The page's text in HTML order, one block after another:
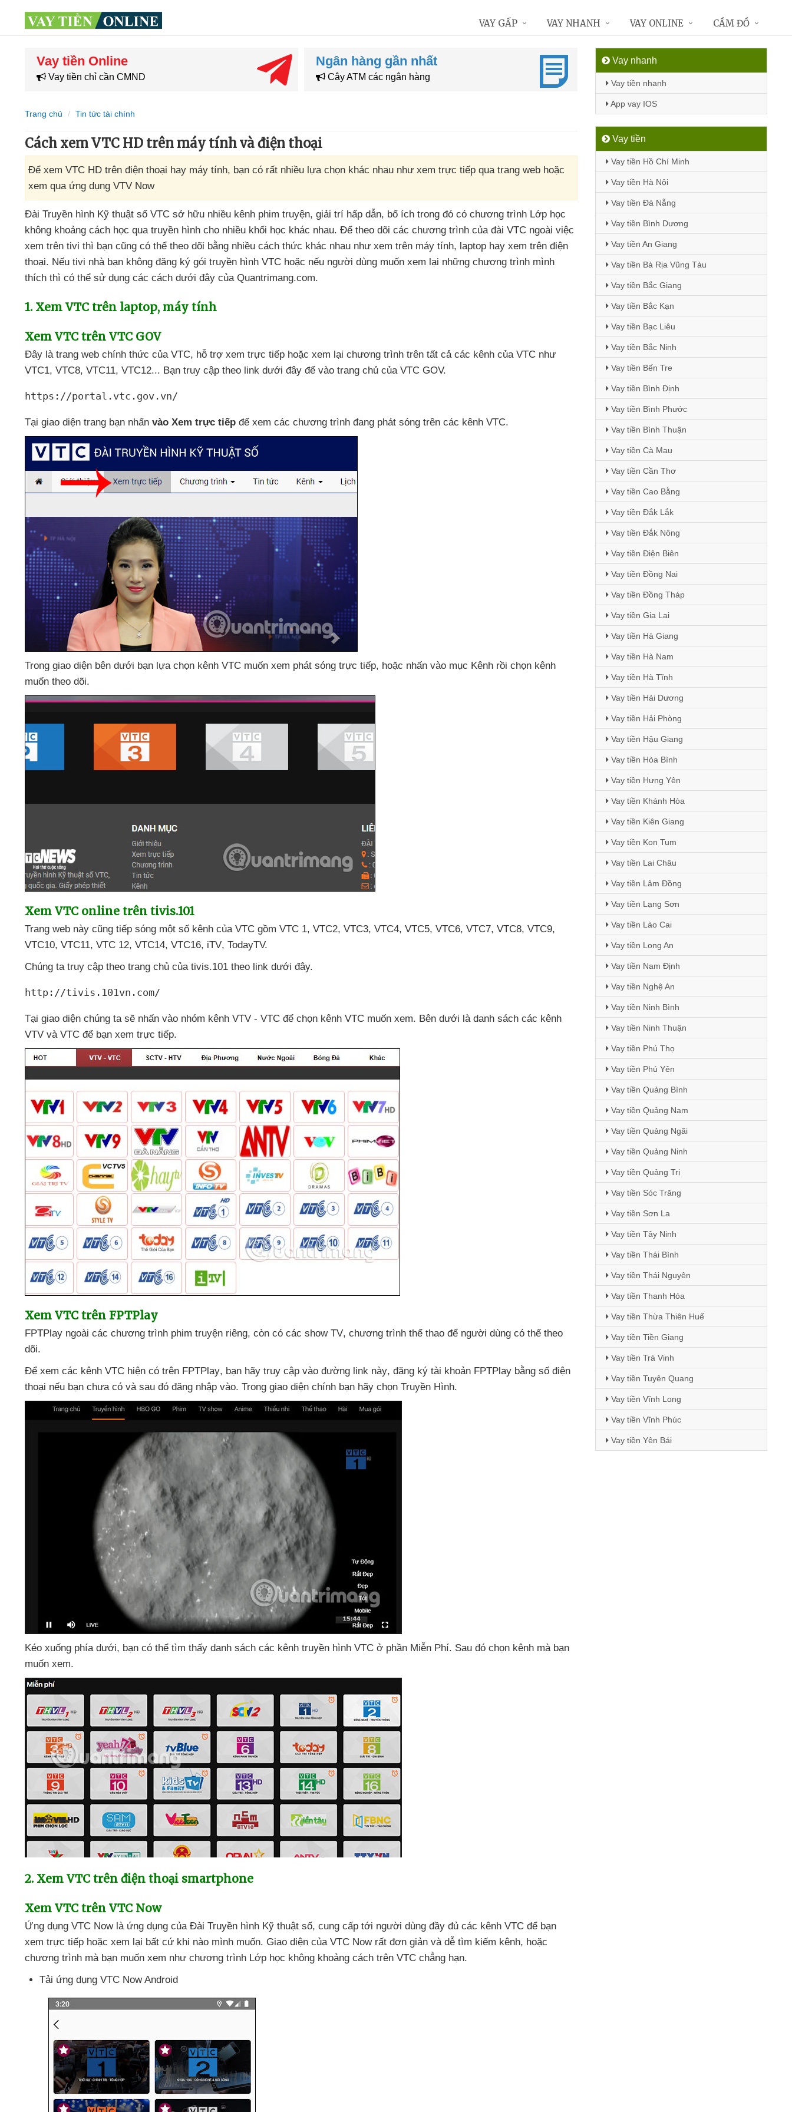
Vay tiền Online
Vay tiền chỉ cần CMND
Ngân hàng gần nhất
Cây ATM các ngân hàng
Trang chủ Tin tức tài chính
Cách xem VTC HD trên máy tính và điện thoại
Để xem VTC HD trên điện thoại hay máy tính, bạn có rất nhiều lựa chọn khác nhau như xem trực tiếp qua trang web hoặc
xem qua ứng dụng VTV Now
Đài Truyền hình Kỹ thuật số VTC sở hữu nhiều kênh phim truyện, giải trí hấp dẫn, bổ ích trong đó có chương trình Lớp học
không khoảng cách học qua truyền hình cho nhiều khối học khác nhau. Để theo dõi các chương trình của đài VTC ngoài việc
xem trên tivi thì bạn cũng có thể theo dõi bằng nhiều cách thức khác nhau như xem trên máy tính, laptop hay xem trên điện
thoại. Nếu tivi nhà bạn không đăng ký gói truyền hình VTC hoặc nếu người dùng muốn xem lại những chương trình mình
thích thì có thể sử dụng các cách dưới đây của Quantrimang.com.
1. Xem VTC trên laptop, máy tính
Xem VTC trên VTC GOV
Đây là trang web chính thức của VTC, hỗ trợ xem trực tiếp hoặc xem lại chương trình trên tất cả các kênh của VTC như
VTC1, VTC8, VTC11, VTC12... Bạn truy cập theo link dưới đây để vào trang chủ của VTC GOV.
https://portal.vtc.gov.vn/
Tại giao diện trang bạn nhấn vào Xem trực tiếp để xem các chương trình đang phát sóng trên các kênh VTC.
Trong giao diện bên dưới bạn lựa chọn kênh VTC muốn xem phát sóng trực tiếp, hoặc nhấn vào mục Kênh rồi chọn kênh
muốn theo dõi.
Xem VTC online trên tivis.101
Trang web này cũng tiếp sóng một số kênh của VTC gồm VTC 1, VTC2, VTC3, VTC4, VTC5, VTC6, VTC7, VTC8, VTC9,
VTC10, VTC11, VTC 12, VTC14, VTC16, iTV, TodayTV.
Chúng ta truy cập theo trang chủ của tivis.101 theo link dưới đây.
http://tivis.101vn.com/
Tại giao diện chúng ta sẽ nhấn vào nhóm kênh VTV - VTC để chọn kênh VTC muốn xem. Bên dưới là danh sách các kênh
VTV và VTC để bạn xem trực tiếp.
Xem VTC trên FPTPlay
FPTPlay ngoài các chương trình phim truyện riêng, còn có các show TV, chương trình thể thao để người dùng có thể theo
dõi.
Để xem các kênh VTC hiện có trên FPTPlay, bạn hãy truy cập vào đường link này, đăng ký tài khoản FPTPlay bằng số điện
thoại nếu bạn chưa có và sau đó đăng nhập vào. Trong giao diện chính bạn hãy chọn Truyền Hình.
Kéo xuống phía dưới, bạn có thể tìm thấy danh sách các kênh truyền hình VTC ở phần Miễn Phí. Sau đó chọn kênh mà bạn
muốn xem.
2. Xem VTC trên điện thoại smartphone
Xem VTC trên VTC Now
Ứng dụng VTC Now là ứng dụng của Đài Truyền hình Kỹ thuật số, cung cấp tới người dùng đầy đủ các kênh VTC để bạn
xem trực tiếp hoặc xem lại bất cứ khi nào mình muốn. Giao diện của VTC Now rất đơn giản và dễ tìm kiếm kênh, hoặc
chương trình mà bạn muốn xem như chương trình Lớp học không khoảng cách trên VTC chẳng hạn.
Tải ứng dụng VTC Now Android
Vay nhanh
Vay tiền nhanh
App vay IOS
Vay tiền
Vay tiền Hồ Chí Minh
Vay tiền Hà Nội
Vay tiền Đà Nẵng
Vay tiền Bình Dương
Vay tiền An Giang
Vay tiền Bà Rịa Vũng Tàu
Vay tiền Bắc Giang
Vay tiền Bắc Kạn
Vay tiền Bạc Liêu
Vay tiền Bắc Ninh
Vay tiền Bến Tre
Vay tiền Bình Định
Vay tiền Bình Phước
Vay tiền Bình Thuận
Vay tiền Cà Mau
Vay tiền Cần Thơ
Vay tiền Cao Bằng
Vay tiền Đắk Lắk
Vay tiền Đắk Nông
Vay tiền Điện Biên
Vay tiền Đồng Nai
Vay tiền Đồng Tháp
Vay tiền Gia Lai
Vay tiền Hà Giang
Vay tiền Hà Nam
Vay tiền Hà Tĩnh
Vay tiền Hải Dương
Vay tiền Hải Phòng
Vay tiền Hậu Giang
Vay tiền Hòa Bình
Vay tiền Hưng Yên
Vay tiền Khánh Hòa
Vay tiền Kiên Giang
Vay tiền Kon Tum
Vay tiền Lai Châu
Vay tiền Lâm Đồng
Vay tiền Lạng Sơn
Vay tiền Lào Cai
Vay tiền Long An
Vay tiền Nam Định
Vay tiền Nghệ An
Vay tiền Ninh Bình
Vay tiền Ninh Thuận
Vay tiền Phú Thọ
Vay tiền Phú Yên
Vay tiền Quảng Bình
Vay tiền Quảng Nam
Vay tiền Quảng Ngãi
Vay tiền Quảng Ninh
Vay tiền Quảng Trị
Vay tiền Sóc Trăng
Vay tiền Sơn La
Vay tiền Tây Ninh
Vay tiền Thái Bình
Vay tiền Thái Nguyên
Vay tiền Thanh Hóa
Vay tiền Thừa Thiên Huế
Vay tiền Tiền Giang
Vay tiền Trà Vinh
Vay tiền Tuyên Quang
Vay tiền Vĩnh Long
Vay tiền Vĩnh Phúc
Vay tiền Yên Bái
VAY GẤP VAY NHANH VAY ONLINE CẦM ĐỒ